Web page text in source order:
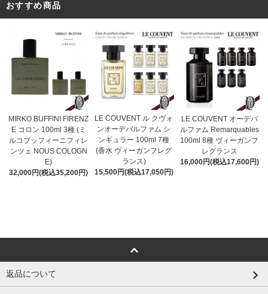
おすすめ商品
MIRKO BUFFINI FIRENZ
E コロン 100ml 3種 (ミ
ルコブッフィーニフィレ
ンツェ NOUS COLOGN
E)
32,000円(税込35,200円)
LE COUVENT ル クヴォ
ンオーデパルファム シ
ンギュラー 100ml 7種
(香水 ヴィーガンフレグ
ランス)
15,500円(税込17,050円)
LE COUVENT オーデパ
ルファム Remarquables
100ml 8種 ヴィーガンフ
レグランス
16,000円(税込17,600円)
返品について